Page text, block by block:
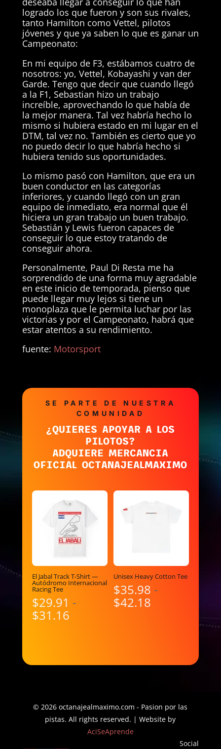
logrado los que fueron y son sus rivales,
tanto Hamilton como Vettel, pilotos
jóvenes y que ya saben lo que es ganar un
Campeonato:
En mi equipo de F3, estábamos cuatro de
nosotros: yo, Vettel, Kobayashi y van der
Garde. Tengo que decir que cuando llegó
a la F1, Sebastian hizo un trabajo
increíble, aprovechando lo que había de
la mejor manera. Tal vez habría hecho lo
mismo si hubiera estado en mi lugar en el
DTM, tal vez no. También es cierto que yo
no puedo decir lo que habría hecho si
hubiera tenido sus oportunidades.
Lo mismo pasó con Hamilton, que era un
buen conductor en las categorías
inferiores, y cuando llegó con un gran
equipo de inmediato, era normal que él
hiciera un gran trabajo un buen trabajo.
Sebastián y Lewis fueron capaces de
conseguir lo que estoy tratando de
conseguir ahora.
Personalmente, Paul Di Resta me ha
sorprendido de una forma muy agradable
en este inicio de temporada, pienso que
puede llegar muy lejos si tiene un
monoplaza que le permita luchar por las
victorias y por el Campeonato, habrá que
estar atentos a su rendimiento.
fuente: Motorsport
SE PARTE DE NUESTRA
COMUNIDAD
¿QUIERES APOYAR A LOS
PILOTOS?
ADQUIERE MERCANCIA
OFICIAL OCTANAJEALMAXIMO
El Jabal Track T-Shirt —
Autódromo Internacional
Racing Tee
$29.91 -
$31.16Rango
$29.91
Unisex Heavy Cotton Tee
$35.98 -
$42.18
hasta
© 2026 octanajealmaximo.com - Pasion por las
pistas. All rights reserved. | Website by
AciSeAprende
Social